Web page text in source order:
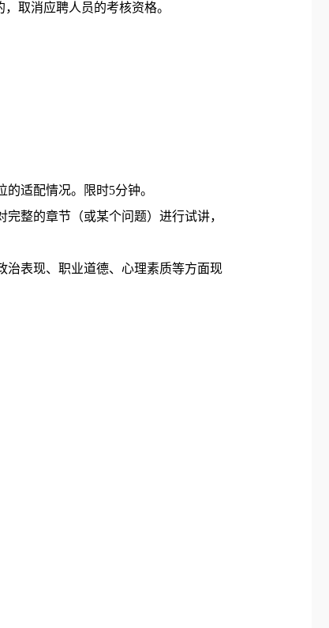
取消应聘人员的考核资格。
的适配情况。限时5分钟。
整的章节（或某个问题）进行试讲，
治表现、职业道德、心理素质等方面现